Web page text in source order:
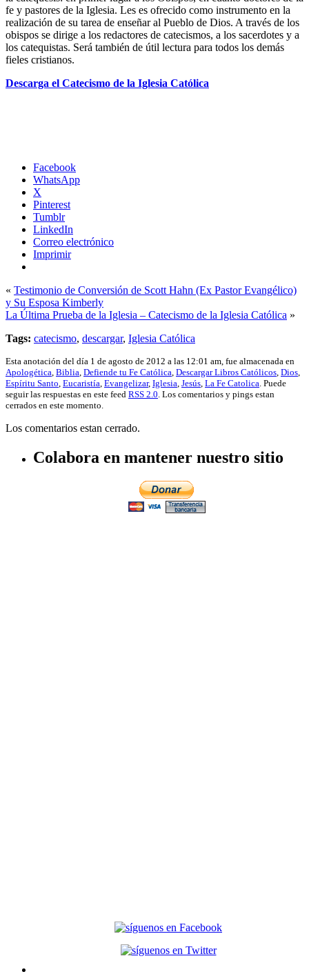
fe y pastores de la Iglesia. Les es ofrecido como instrumento en la
realización de su tarea de enseñar al Pueblo de Dios. A través de los
obispos se dirige a los redactores de catecismos, a los sacerdotes y a
los catequistas. Será también de útil lectura para todos los demás
fieles cristianos.
Descarga el Catecismo de la Iglesia Católica
Facebook
WhatsApp
X
Pinterest
Tumblr
LinkedIn
Correo electrónico
Imprimir
« Testimonio de Conversión de Scott Hahn (Ex Pastor Evangélico)
y Su Esposa Kimberly
La Última Prueba de la Iglesia – Catecismo de la Iglesia Católica »
Tags: catecismo, descargar, Iglesia Católica
Esta anotación del día 1 de agosto de 2012 a las 12:01 am, fue almacenada en
Apologética Biblia Defiende tu Fe Católica Descargar Libros Católicos Dios
Espíritu Santo Eucaristía Evangelizar, Iglesia Jesús La Fe Catolica . Puede
seguir las respuestas en este feed RSS 2.0 . Los comentarios y pings estan
cerrados en este momento.
Los comentarios estan cerrado.
Colabora en mantener nuestro sitio